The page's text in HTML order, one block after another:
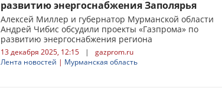
развитию энергоснабжения Заполярья
Алексей Миллер и губернатор Мурманской области
Андрей Чибис обсудили проекты «Газпрома» по
развитию энергоснабжения региона
13 декабря 2025, 12:15 |
gazprom.ru
Лента новостей | Мурманская область